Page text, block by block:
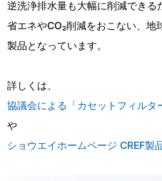
逆洗浄排水量も大幅に削減できる
省エネやCO₂削減をおこない、
製品となっています。
詳しくは、
協議会による「カセットフィルタ
や
ショウエイホームページ CREF製